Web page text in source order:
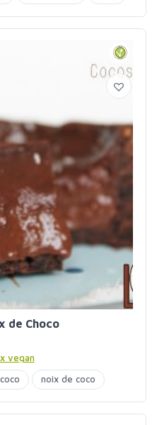
de Choco
vegan
noix de coco